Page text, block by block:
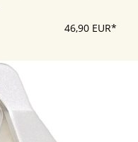
46,90 EUR*